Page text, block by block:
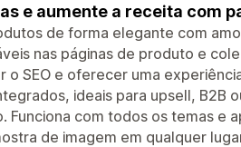
e aumente a receita com
de forma elegante com
nas páginas de produto e
o SEO e oferecer uma
ideais para upsell, B2B
Funciona com todos os temas e
de imagem em qualquer